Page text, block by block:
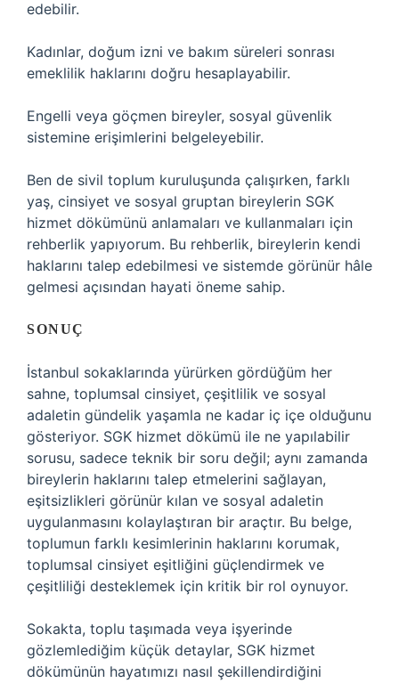
edebilir.
Kadınlar, doğum izni ve bakım süreleri sonrası
emeklilik haklarını doğru hesaplayabilir.
Engelli veya göçmen bireyler, sosyal güvenlik
sistemine erişimlerini belgeleyebilir.
Ben de sivil toplum kuruluşunda çalışırken, farklı
yaş, cinsiyet ve sosyal gruptan bireylerin SGK
hizmet dökümünü anlamaları ve kullanmaları için
rehberlik yapıyorum. Bu rehberlik, bireylerin kendi
haklarını talep edebilmesi ve sistemde görünür hâle
gelmesi açısından hayati öneme sahip.
SONUÇ
İstanbul sokaklarında yürürken gördüğüm her
sahne, toplumsal cinsiyet, çeşitlilik ve sosyal
adaletin gündelik yaşamla ne kadar iç içe olduğunu
gösteriyor. SGK hizmet dökümü ile ne yapılabilir
sorusu, sadece teknik bir soru değil; aynı zamanda
bireylerin haklarını talep etmelerini sağlayan,
eşitsizlikleri görünür kılan ve sosyal adaletin
uygulanmasını kolaylaştıran bir araçtır. Bu belge,
toplumun farklı kesimlerinin haklarını korumak,
toplumsal cinsiyet eşitliğini güçlendirmek ve
çeşitliliği desteklemek için kritik bir rol oynuyor.
Sokakta, toplu taşımada veya işyerinde
gözlemlediğim küçük detaylar, SGK hizmet
dökümünün hayatımızı nasıl şekillendirdiğini